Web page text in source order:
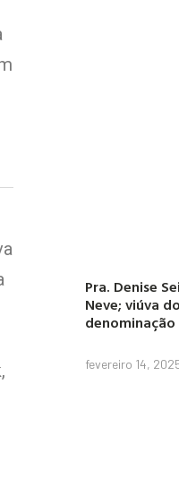
Pra. Denise
Neve; viúva
denominação
fevereiro 14,